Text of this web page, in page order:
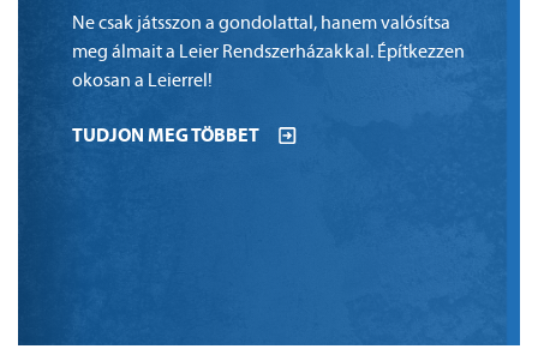
Megérkeztek a Leier Kaiserstein térkövek új
színei